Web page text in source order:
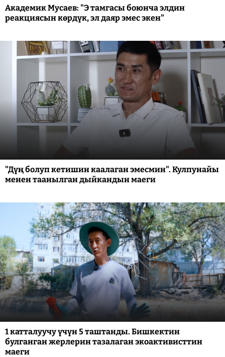
Академик Мусаев: "Э тамгасы боюнча элдин
реакциясын көрдүк, эл даяр эмес экен"
"Дүң болуп кетишин каалаган эмесмин". Кулпунайы
менен таанылган дыйкандын маеги
1 катталуучу үчүн 5 таштанды. Бишкектин
булганган жерлерин тазалаган экоактивисттин
маеги